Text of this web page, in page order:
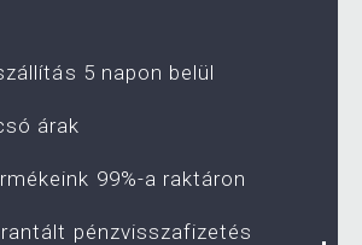
5 napon belül
árak
99%-a raktáron
pénzvisszafizetés